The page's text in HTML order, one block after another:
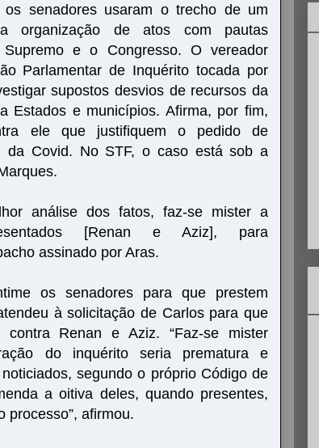
senadores usaram o trecho de um
organização de atos com pautas
e o Congresso. O vereador
Parlamentar de Inquérito tocada por
supostos desvios de recursos da
Estados e municípios. Afirma, por fim,
ele que justifiquem o pedido de
da Covid. No STF, o caso está sob a
análise dos fatos, faz-se mister a
[Renan e Aziz], para
assinado por Aras.
os senadores para que prestem
à solicitação de Carlos para que
Renan e Aziz. “Faz-se mister
do inquérito seria prematura e
segundo o próprio Código de
a oitiva deles, quando presentes,
processo”, afirmou.